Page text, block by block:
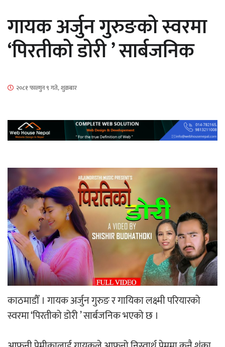
सार्वजनिक
नियन्त्रणमा
‘ईयुमा डट कम’ले बुधबारदेखि आफ्नो
औपचारिक सेवा सञ्चालनमा
हलमा छैन ‘गौँथली’को टिकट
गायक अर्जुन गुरुङको स्वरमा
‘पिरतीको डोरी ’ सार्बजनिक
२०८१ फाल्गुन ९ गते, शुक्रबार
काठमाडौँ । गायक अर्जुन गुरुङ र गायिका लक्ष्मी परियारको
स्वरमा ‘पिरतीको डोरी ’ सार्बजनिक भएको छ ।